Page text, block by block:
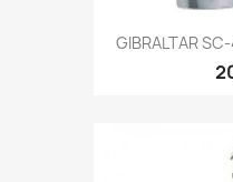
GIBRALTAR